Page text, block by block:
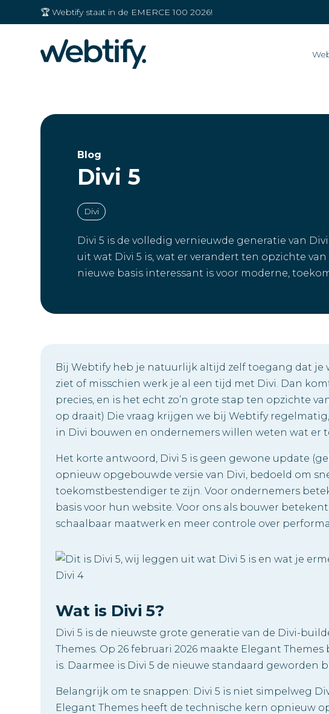
🏆 Webtify staat in de EMERCE 100 2026!
Blog
Divi 5
Divi
Divi 5 is de volledig vernieuwde generatie van
uit wat Divi 5 is, wat er verandert ten opzichte
nieuwe basis interessant is voor moderne,
Bij Webtify heb je natuurlijk altijd zelf toegang dat je
ziet of misschien werk je al een tijd met Divi. Dan
precies, en is het echt zo’n grote stap ten opzichte
op draait) Die vraag krijgen we bij Webtify
in Divi bouwen en ondernemers willen weten wat er
Het korte antwoord, Divi 5 is geen gewone update
opnieuw opgebouwde versie van Divi, bedoeld om
toekomstbestendiger te zijn. Voor ondernemers
basis voor hun website. Voor ons als bouwer
schaalbaar maatwerk en meer controle over
Wat is Divi 5?
Divi 5 is de nieuwste grote generatie van de Divi-
Themes. Op 26 februari 2026 maakte Elegant
is. Daarmee is Divi 5 de nieuwe standaard geworden
Belangrijk om te snappen: Divi 5 is niet simpelweg
Elegant Themes heeft de technische kern opnieuw